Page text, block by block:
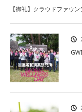
【御礼】クラウドファウ